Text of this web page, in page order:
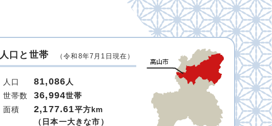
人口と世帯 （令和8年7月1日現在）
人口 81,086 人
世帯数
36,994世帯
面積
2,177.61平方km
（日本一大きな市）